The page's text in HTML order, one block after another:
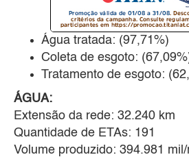
Água tratada: (97,71%)
Coleta de esgoto:
Tratamento de esgoto:
ÁGUA:
Extensão da rede: 32.240 km
Quantidade de ETAs: 191
Volume produzido: 394.981 mil/